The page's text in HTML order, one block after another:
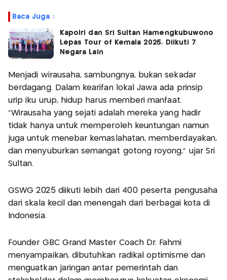
Baca Juga :
Kapolri dan Sri Sultan Hamengkubuwono
Lepas Tour of Kemala 2025, Diikuti 7
Negara Lain
Menjadi wirausaha, sambungnya, bukan sekadar
berdagang. Dalam kearifan lokal Jawa ada prinsip
urip iku urup, hidup harus memberi manfaat.
"Wirausaha yang sejati adalah mereka yang hadir
tidak hanya untuk memperoleh keuntungan namun
juga untuk menebar kemaslahatan, memberdayakan,
dan menyuburkan semangat gotong royong," ujar Sri
Sultan.
GSWG 2025 diikuti lebih dari 400 peserta pengusaha
dari skala kecil dan menengah dari berbagai kota di
Indonesia.
Founder GBC Grand Master Coach Dr. Fahmi
menyampaikan, dibutuhkan radikal optimisme dan
menguatkan jaringan antar pemerintah dan